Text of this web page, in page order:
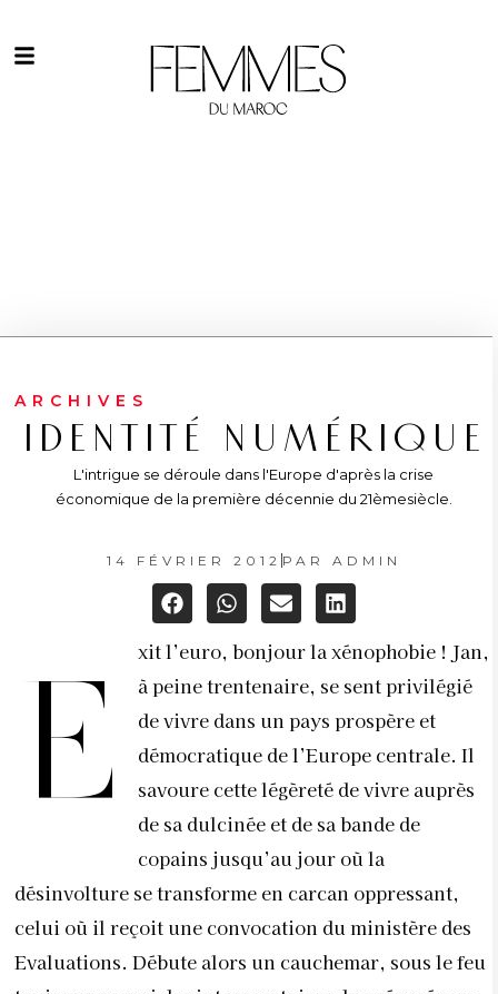
ARCHIVES
IDENTITÉ NUMÉRIQUE
L'intrigue se déroule dans l'Europe d'après la crise
économique de la première décennie du 21èmesiècle.
14 FÉVRIER 2012 PAR ADMIN
E
xit l’euro, bonjour la xénophobie ! Jan,
à peine trentenaire, se sent privilégié
de vivre dans un pays prospère et
démocratique de l’Europe centrale. Il
savoure cette légèreté de vivre auprès
de sa dulcinée et de sa bande de
copains jusqu’au jour où la
désinvolture se transforme en carcan oppressant,
celui où il reçoit une convocation du ministère des
Evaluations. Débute alors un cauchemar, sous le feu